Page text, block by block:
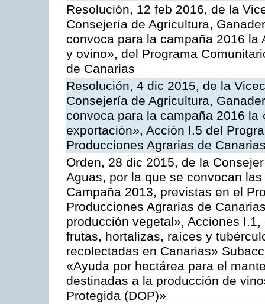
Resolución, 12 feb 2016, de la
Consejería de Agricultura,
convoca para la campaña 2016
y ovino», del Programa
de Canarias
Resolución, 4 dic 2015, de la
Consejería de Agricultura,
convoca para la campaña 2016
exportación», Acción I.5 del
Producciones Agrarias de
Orden, 28 dic 2015, de la
Aguas, por la que se convocan
Campaña 2013, previstas en el
Producciones Agrarias de
producción vegetal», Acciones
frutas, hortalizas, raíces y
recolectadas en Canarias»
«Ayuda por hectárea para el
destinadas a la producción de
Protegida (DOP)»